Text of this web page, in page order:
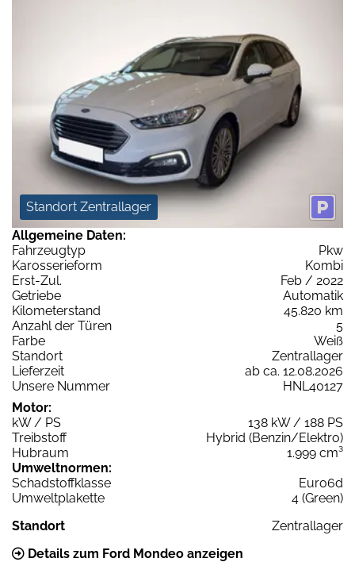
Standort Zentrallager
Allgemeine Daten:
Fahrzeugtyp
Pkw
Karosserieform
Kombi
Erst-Zul.
Feb / 2022
Getriebe
Automatik
Kilometerstand
45.820 km
Anzahl der Türen
5
Farbe
Weiß
Standort
Zentrallager
Lieferzeit
ab ca. 12.08.2026
Unsere Nummer
HNL40127
Motor:
kW / PS
138 kW / 188 PS
Treibstoff
Hybrid (Benzin/Elektro)
Hubraum
1.999 cm³
Umweltnormen:
Schadstoffklasse
Euro6d
Umweltplakette
4 (Green)
Standort
Zentrallager
Details zum Ford Mondeo anzeigen